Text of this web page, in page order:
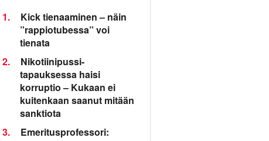
1.
Kick tienaaminen – näin
”rappiotubessa” voi
tienata
2.
Nikotiinipussi-
tapauksessa haisi
korruptio – Kukaan ei
kuitenkaan saanut mitään
sanktiota
3.
Emeritusprofessori: